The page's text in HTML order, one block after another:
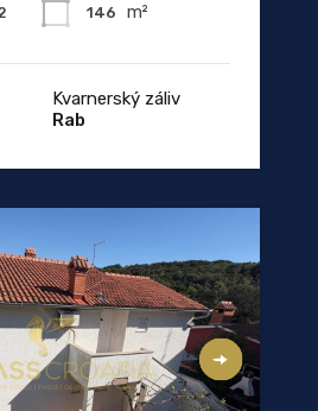
146 m²
Kvarnerský záliv
Rab